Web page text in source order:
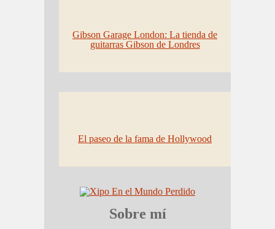
Gibson Garage London: La tienda de
guitarras Gibson de Londres
El paseo de la fama de Hollywood
Sobre mí